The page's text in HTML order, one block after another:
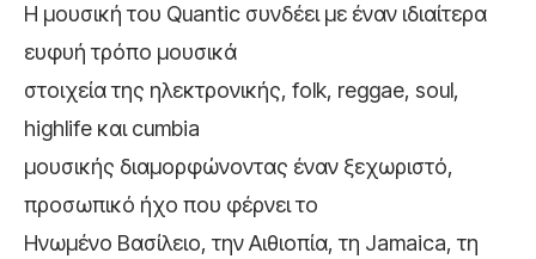
Η μουσική του Quantic συνδέει με έναν ιδιαίτερα
ευφυή τρόπο μουσικά
στοιχεία της ηλεκτρονικής, folk, reggae, soul,
highlife και cumbia
μουσικής διαμορφώνοντας έναν ξεχωριστό,
προσωπικό ήχο που φέρνει το
Ηνωμένο Βασίλειο, την Αιθιοπία, τη Jamaica, τη